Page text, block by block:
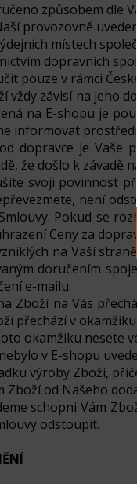
způsobem dle
provozovně
místech
dopravních
pouze v rámci
vždy závisí na jeho
na E-shopu je
informovat
dopravce je
že došlo k
svoji povinnost
není
Pokud se
Ceny za
na Vaší
doručením
e-mailu.
Zboží na Vás
přechází v
okamžiku nesete
v E-shopu
výroby Zboží,
Zboží od Našeho
schopni Vám
odstoupit.